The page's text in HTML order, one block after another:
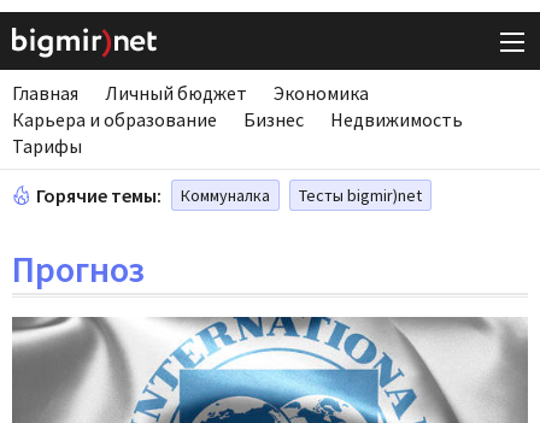
Главная Личный бюджет
Экономика
Карьера и образование
Бизнес
Недвижимость
Тарифы
Горячие темы: Коммуналка Тесты bigmir)net
Прогноз